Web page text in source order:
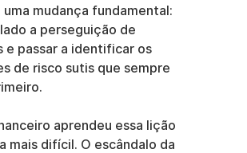
uma mudança fundamental:
a perseguição de
e passar a identificar os
de risco sutis que sempre
aprendeu essa lição
mais difícil. O escândalo da